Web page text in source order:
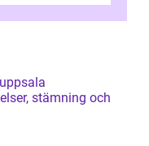
stämning och